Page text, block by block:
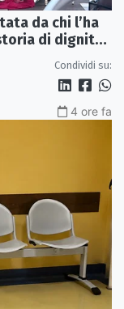
da chi l’ha
di dignità
Condividi su:
4 ore fa